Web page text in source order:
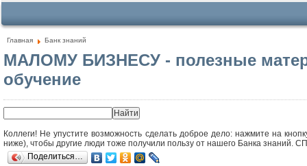
Главная Банк знаний
МАЛОМУ БИЗНЕСУ - полезные
обучение
Коллеги! Не упустите возможность сделать доброе дело: нажмите на
ниже), чтобы другие люди тоже получили пользу от нашего Банка знаний.
Поделиться…